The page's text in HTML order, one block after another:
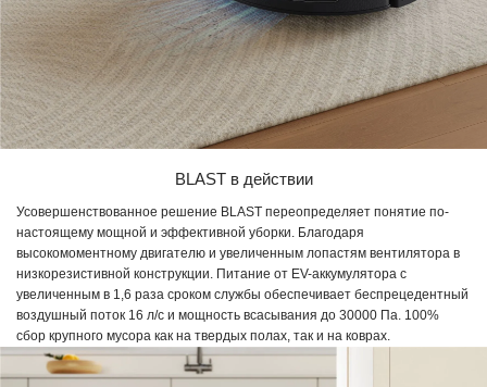
BLAST в действии
Усовершенствованное решение BLAST переопределяет понятие по-
настоящему мощной и эффективной уборки. Благодаря
высокомоментному двигателю и увеличенным лопастям вентилятора в
низкорезистивной конструкции. Питание от EV-аккумулятора с
увеличенным в 1,6 раза сроком службы обеспечивает беспрецедентный
воздушный поток 16 л/с и мощность всасывания до 30000 Па. 100%
сбор крупного мусора как на твердых полах, так и на коврах.